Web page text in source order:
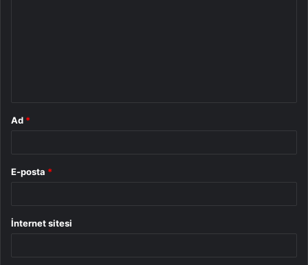
Ad *
E-posta *
İnternet sitesi